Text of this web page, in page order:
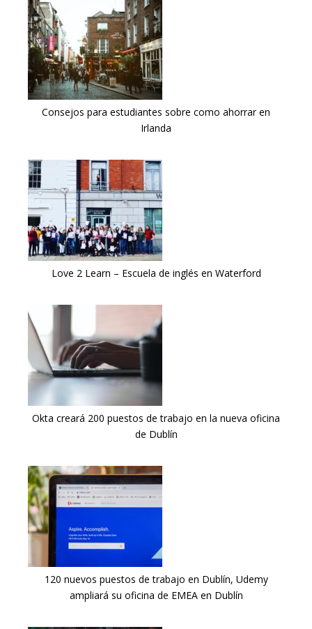
Consejos para estudiantes sobre como ahorrar en
Irlanda
Love 2 Learn – Escuela de inglés en Waterford
Okta creará 200 puestos de trabajo en la nueva oficina
de Dublín
120 nuevos puestos de trabajo en Dublín, Udemy
ampliará su oficina de EMEA en Dublín